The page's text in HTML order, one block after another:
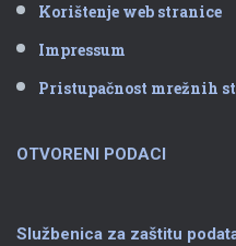
Korištenje web stranice
Impressum
Pristupačnost mrežnih
OTVORENI PODACI
Službenica za zaštitu